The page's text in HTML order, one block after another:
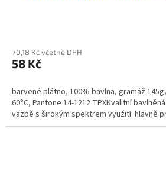
70,18 Kč včetně DPH
58 Kč
barvené plátno, 100% bavlna, gramáž
60°C, Pantone 14-1212 TPXKvalitní
vazbě s širokým spektrem využití: hlavně